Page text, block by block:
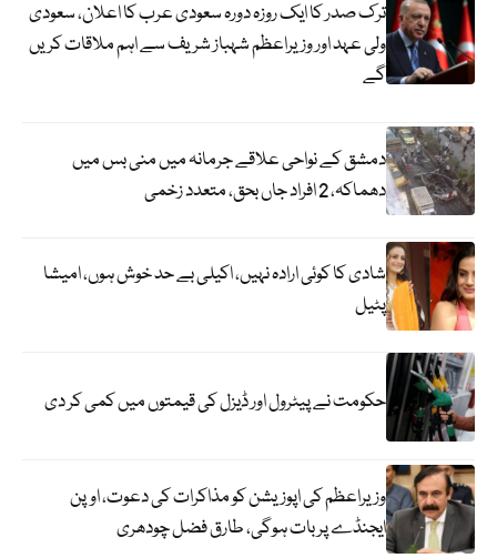
ترک صدر کا ایک روزہ دورہ سعودی عرب کا اعلان، سعودی
ولی عہد اور وزیراعظم شہباز شریف سے اہم ملاقات کریں
گے
دمشق کے نواحی علاقے جرمانہ میں منی بس میں
دھماکہ، 2 افراد جاں بحق، متعدد زخمی
شادی کا کوئی ارادہ نہیں، اکیلی بے حد خوش ہوں، امیشا
پٹیل
حکومت نے پیٹرول اور ڈیزل کی قیمتوں میں کمی کر دی
وزیراعظم کی اپوزیشن کو مذاکرات کی دعوت، اوپن
ایجنڈے پر بات ہوگی، طارق فضل چودھری